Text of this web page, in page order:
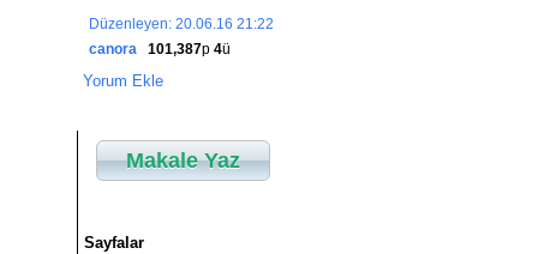
Düzenleyen: 20.06.16 21:22
canora
101,387p 4ü
Yorum Ekle
Makale Yaz
Sayfalar